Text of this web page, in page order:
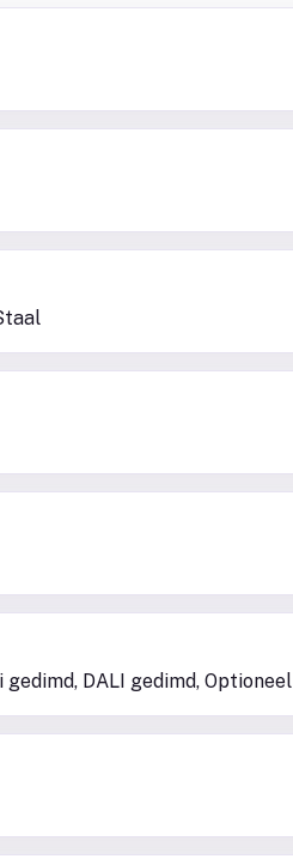
gedimd, DALI gedimd, Optioneel